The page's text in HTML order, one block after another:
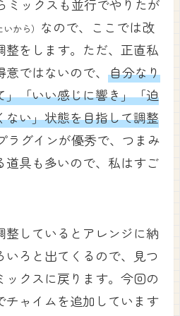
ミックスも並行でやりたが
から） なので、ここでは改
整をします。ただ、正直私
意ではないので、自分なり
」「いい感じに響き」「迫
ない」状態を目指して調整
ラグインが優秀で、つまみ
道具も多いので、私はすご
しているとアレンジに納
ろと出てくるので、見つ
ックスに戻ります。今回の
チャイムを追加しています